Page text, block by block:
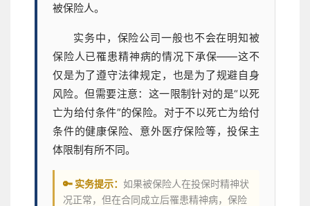
被保险人。
实务中，保险公司一般也不会在明知被
保险人已罹患精神病的情况下承保——这不
仅是为了遵守法律规定，也是为了规避自身
风险。但需要注意：这一限制针对的是“以死
亡为给付条件”的保险。对于不以死亡为给付
条件的健康保险、意外医疗保险等，投保主
体限制有所不同。
🔑 实务提示： 如果被保险人在投保时精神状
况正常，但在合同成立后罹患精神病，保险